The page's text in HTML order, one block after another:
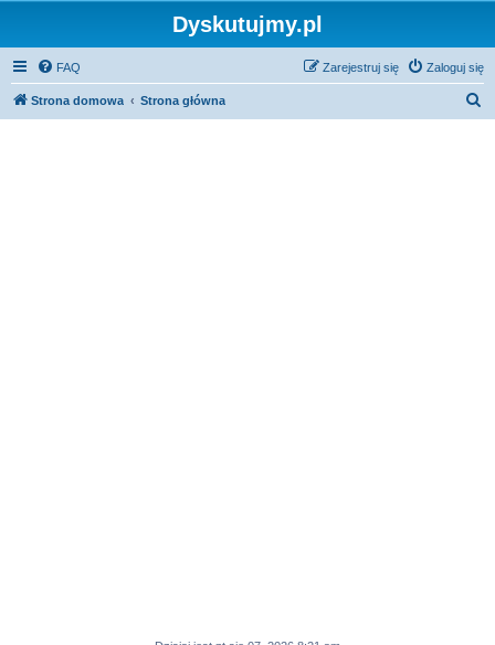
Dyskutujmy.pl
FAQ Zaloguj się
Zarejestruj się
Strona domowa Strona główna